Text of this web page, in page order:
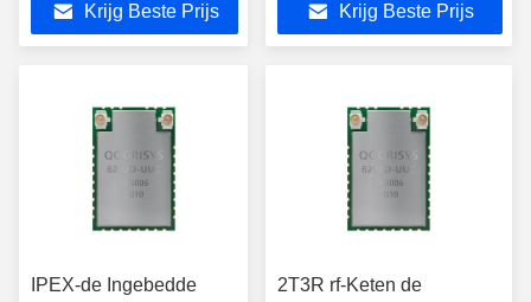
voor de Camera van Wifi
IP
Krijg Beste Prijs Krijg Beste Prijs
IPEX-de Ingebedde
2T3R rf-Keten de